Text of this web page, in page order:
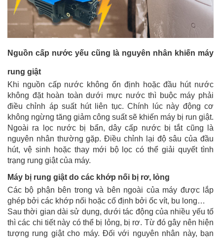
Nguồn cấp nước yếu cũng là nguyên nhân khiến máy
rung giật
Khi nguồn cấp nước không ổn định hoặc đầu hút nước
không đặt hoàn toàn dưới mực nước thì buộc máy phải
điều chỉnh áp suất hút liên tục. Chính lúc này động cơ
Ngoài ra lọc nước bị bẩn, dây cấp nước bị tắt cũng là
nguyên nhân thường gặp.Điều chỉnh lại độ sâu của đầu
hút, vệ sinh hoặc thay mới bộ lọc có thể giải quyết tình
trạng rung giật của máy.
Máy bị rung giật do các khớp nối bị rơ, lỏng
Các bộ phận bên trong và bên ngoài của máy được lắp
ghép bởi các khớp nối hoặc cố định bởi ốc vít, bu long…
Sau thời gian dài sử dụng, dưới tác động của nhiều yếu tố
thì các chi tiết này có thể bị lỏng, bị rơ. Từ đó gây nên hiện
tượng rung giật cho máy. Đối với nguyên nhân này, bạn